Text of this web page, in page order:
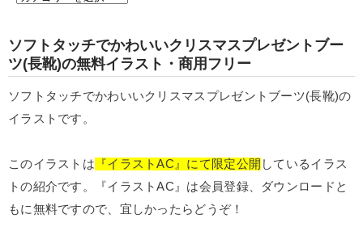
ソフトタッチでかわいいクリスマスプレゼントブー
ツ(長靴)の無料イラスト・商用フリー
ソフトタッチでかわいいクリスマスプレゼントブーツ(長靴)の
イラストです。
このイラストは 『イラストAC』にて限定公開 しているイラス
トの紹介です。『イラストAC』は会員登録、ダウンロードと
もに無料ですので、宜しかったらどうぞ！